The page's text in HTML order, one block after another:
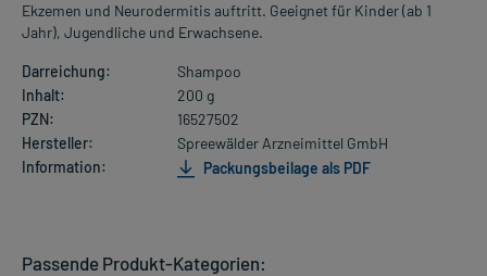
Ekzemen und Neurodermitis auftritt. Geeignet für Kinder (ab 1
Jahr), Jugendliche und Erwachsene.
Darreichung:
Shampoo
Inhalt:
200 g
PZN:
16527502
Hersteller:
Spreewälder Arzneimittel GmbH
Information:
Packungsbeilage als PDF
Passende Produkt-Kategorien: